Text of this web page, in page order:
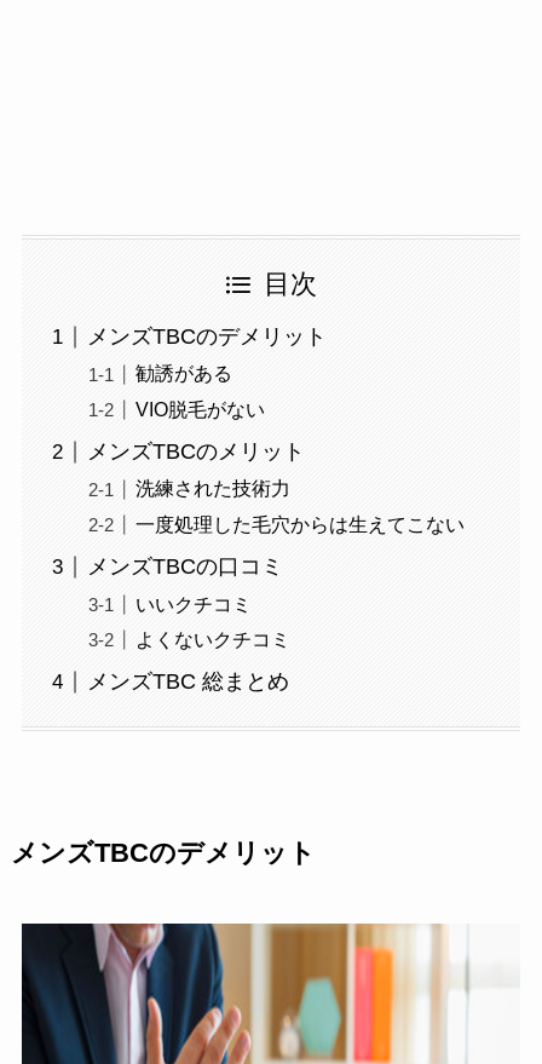
目次
メンズTBCのデメリット
勧誘がある
VIO脱毛がない
メンズTBCのメリット
洗練された技術力
一度処理した毛穴からは生えてこない
メンズTBCの口コミ
いいクチコミ
よくないクチコミ
メンズTBC 総まとめ
メンズTBCのデメリット